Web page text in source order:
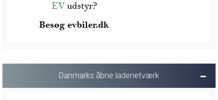
Danmarks åbne ladenetværk